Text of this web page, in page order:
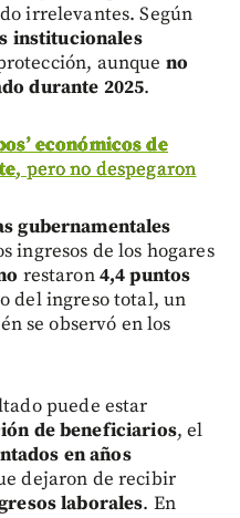
irrelevantes. Según
institucionales
aunque no
durante 2025.
económicos de
, pero no despegaron
gubernamentales
ingresos de los hogares
restaron4,4 puntos
del ingreso total, un
se observó en los
puede estar
de beneficiarios, el
en años
dejaron de recibir
laborales. En